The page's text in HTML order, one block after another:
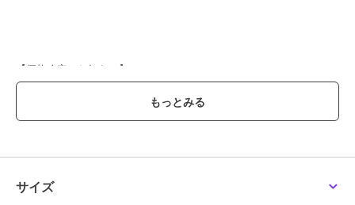
【価格改定のお知らせ】
こちらの商品は価格改定を実施させていただきます。
お届けする商品についているタグが旧価格の場合がございますが
現在表示されているサイト表示価格が正しい販売価格です｡
実際の商品と色や仕様が異なる場合がありますので、予め御了承くだ
さい。
サイズ